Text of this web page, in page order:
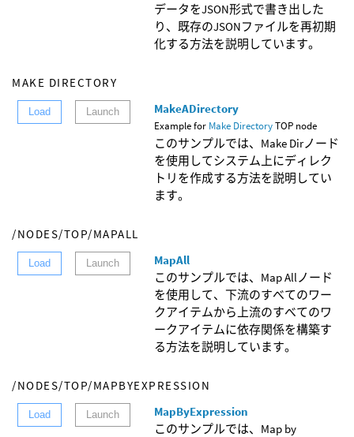
データをJSON形式で書き出した
り、既存のJSONファイルを再初期
化する方法を説明しています。
MAKE DIRECTORY
Load Launch MakeADirectory
Example for Make DirectoryTOP node
このサンプルでは、Make Dirノード
を使用してシステム上にディレク
トリを作成する方法を説明してい
ます。
/NODES/TOP/MAPALL
Load Launch
MapAll
このサンプルでは、Map Allノード
を使用して、下流のすべてのワー
クアイテムから上流のすべてのワ
ークアイテムに依存関係を構築す
る方法を説明しています。
/NODES/TOP/MAPBYEXPRESSION
Load Launch
MapByExpression
このサンプルでは、Map by